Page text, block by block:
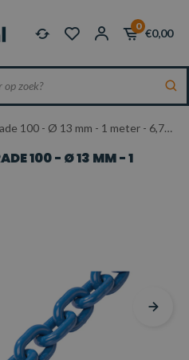
0
€0,00
100 - Ø 13 mm - 1 meter - 6,7 ton
100 - Ø 13 MM - 1